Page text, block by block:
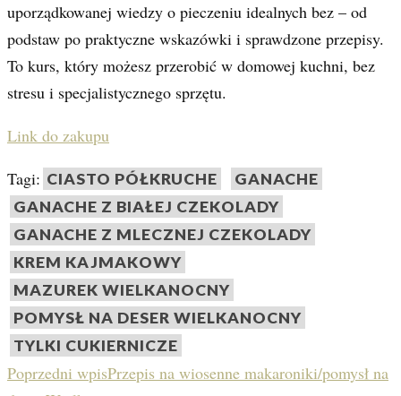
uporządkowanej wiedzy o pieczeniu idealnych bez – od
podstaw po praktyczne wskazówki i sprawdzone przepisy.
To kurs, który możesz przerobić w domowej kuchni, bez
stresu i specjalistycznego sprzętu.
Link do zakupu
Tagi: CIASTO PÓŁKRUCHE
GANACHE
GANACHE Z BIAŁEJ CZEKOLADY
GANACHE Z MLECZNEJ CZEKOLADY
KREM KAJMAKOWY
MAZUREK WIELKANOCNY
POMYSŁ NA DESER WIELKANOCNY
TYLKI CUKIERNICZE
Poprzedni wpisPrzepis na wiosenne makaroniki/pomysł na